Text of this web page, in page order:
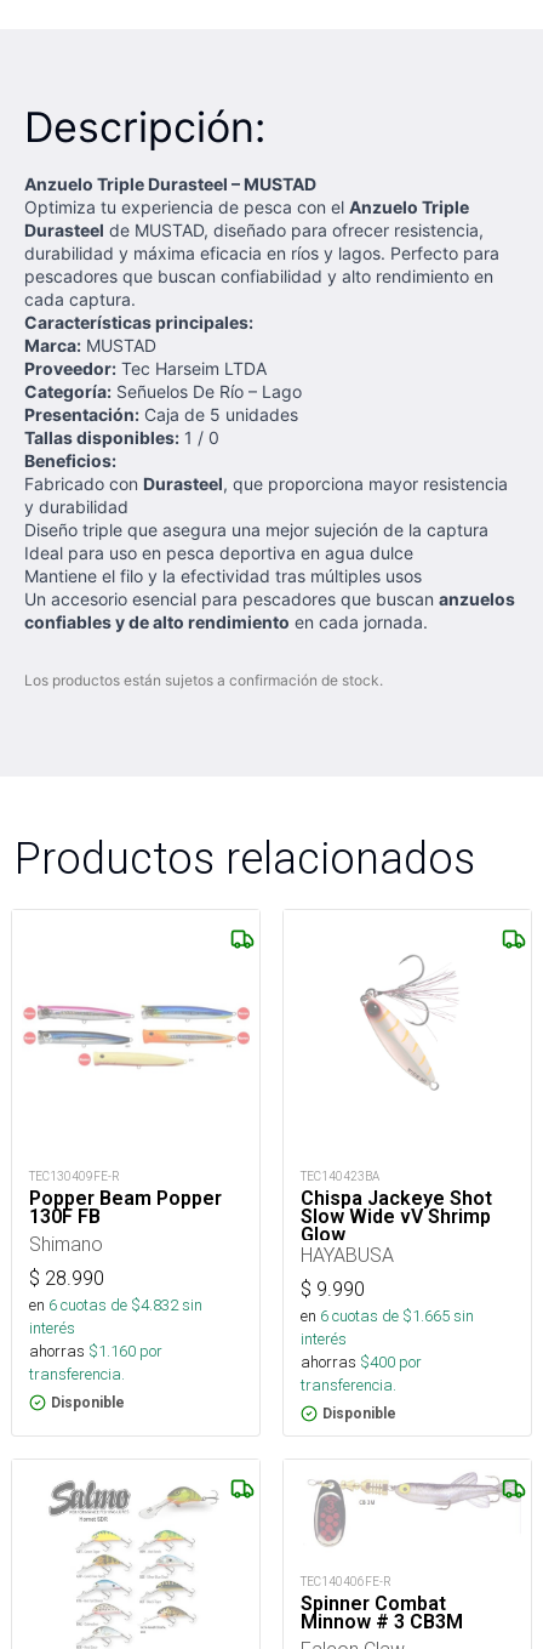
Descripción:
Anzuelo Triple Durasteel – MUSTAD
Optimiza tu experiencia de pesca con el Anzuelo Triple
Durasteel de MUSTAD, diseñado para ofrecer resistencia,
durabilidad y máxima eficacia en ríos y lagos. Perfecto para
pescadores que buscan confiabilidad y alto rendimiento en
cada captura.
Características principales:
Marca: MUSTAD
Proveedor: Tec Harseim LTDA
Categoría: Señuelos De Río – Lago
Presentación: Caja de 5 unidades
Tallas disponibles: 1 / 0
Beneficios:
Fabricado con Durasteel, que proporciona mayor resistencia
y durabilidad
Diseño triple que asegura una mejor sujeción de la captura
Ideal para uso en pesca deportiva en agua dulce
Mantiene el filo y la efectividad tras múltiples usos
Un accesorio esencial para pescadores que buscan anzuelos
confiables y de alto rendimiento en cada jornada.
Los productos están sujetos a confirmación de stock.
Productos relacionados
TEC130409FE-R
Popper Beam Popper
130F FB
Shimano
$ 28.990
en 6cuotas de $4.832sin
interés
ahorras $1.160 por
transferencia.
Disponible
TEC140423BA
Chispa Jackeye Shot
Slow Wide vV Shrimp
Glow
HAYABUSA
$ 9.990
en 6cuotas de $1.665sin
interés
ahorras $400 por
transferencia.
Disponible
TEC140406FE-R
Spinner Combat
Minnow # 3 CB3M